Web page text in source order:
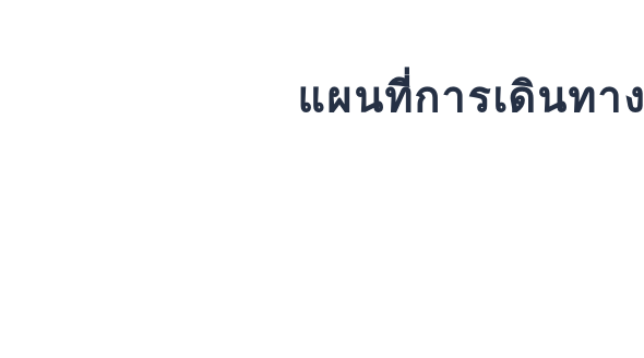
แผนที่การเดินทาง